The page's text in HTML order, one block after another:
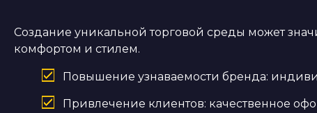
Создание уникальной торговой среды может
комфортом и стилем.
Повышение узнаваемости бренда:
Привлечение клиентов: качественное